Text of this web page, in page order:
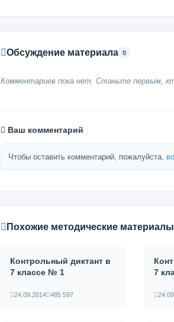
Обсуждение материала 0
Комментариев пока нет. Станьте первым,
Ваш комментарий
Чтобы оставить комментарий, пожалуйста,
Похожие методические материалы
Контрольный диктант в
7 классе № 1
24.09.2014 485 597
7